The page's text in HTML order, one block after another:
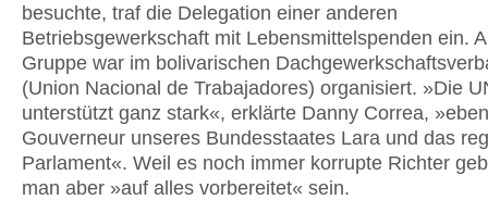
besuchte, traf die Delegation einer anderen
Betriebsgewerkschaft mit Lebensmittelspenden ein.
Gruppe war im bolivarischen
(Union Nacional de Trabajadores) organisiert. »Die
unterstützt ganz stark«, erklärte Danny Correa,
Gouverneur unseres Bundesstaates Lara und das
Parlament«. Weil es noch immer korrupte Richter
man aber »auf alles vorbereitet« sein.